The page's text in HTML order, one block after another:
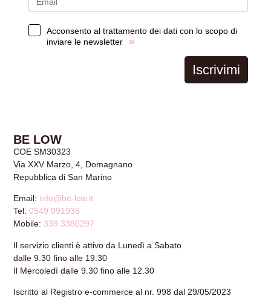
Acconsento al trattamento dei dati con lo scopo di
inviare le newsletter
»
Iscrivimi
BE LOW
COE SM30323
Via XXV Marzo, 4, Domagnano
Repubblica di San Marino
Email: info@be-low.it
Tel:0549 991936
Mobile: 339 3380297
Il servizio clienti è attivo da Lunedì a Sabato
dalle 9.30 fino alle 19.30
Il Mercoledì dalle 9.30 fino alle 12.30
Iscritto al Registro e-commerce al nr. 998 dal 29/05/2023